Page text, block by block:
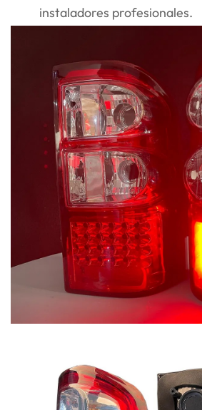
instaladores profesionales.